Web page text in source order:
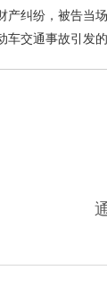
产纠纷，被告当
车交通事故引发